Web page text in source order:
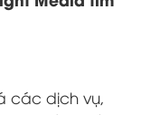
các dịch vụ,